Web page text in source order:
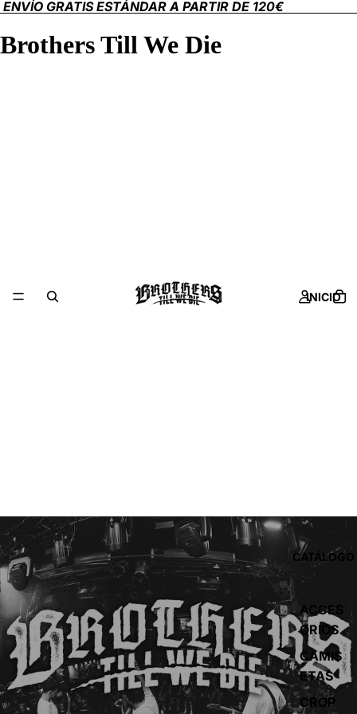
ENVÍO GRATIS ESTÁNDAR A PARTIR DE 120€
Brothers Till We Die
INICIO
CATÁLOGO
ACCES
ORIOS
CAMIS
ETAS
CROP